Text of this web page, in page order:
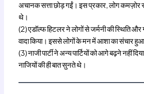
अचानक सत्ता छोड़ गईं। इस प्रकार, लोग
थे।
(2) एडॉल्फ हिटलर ने लोगों से जर्मनी की स्थिति और
वादा किया। इससे लोगों के मन में आशा का संचार
(3) नाजी पार्टी ने अन्य पार्टियों को आगे बढ़ने नहीं
नाजियों की ही बात सुनते थे।